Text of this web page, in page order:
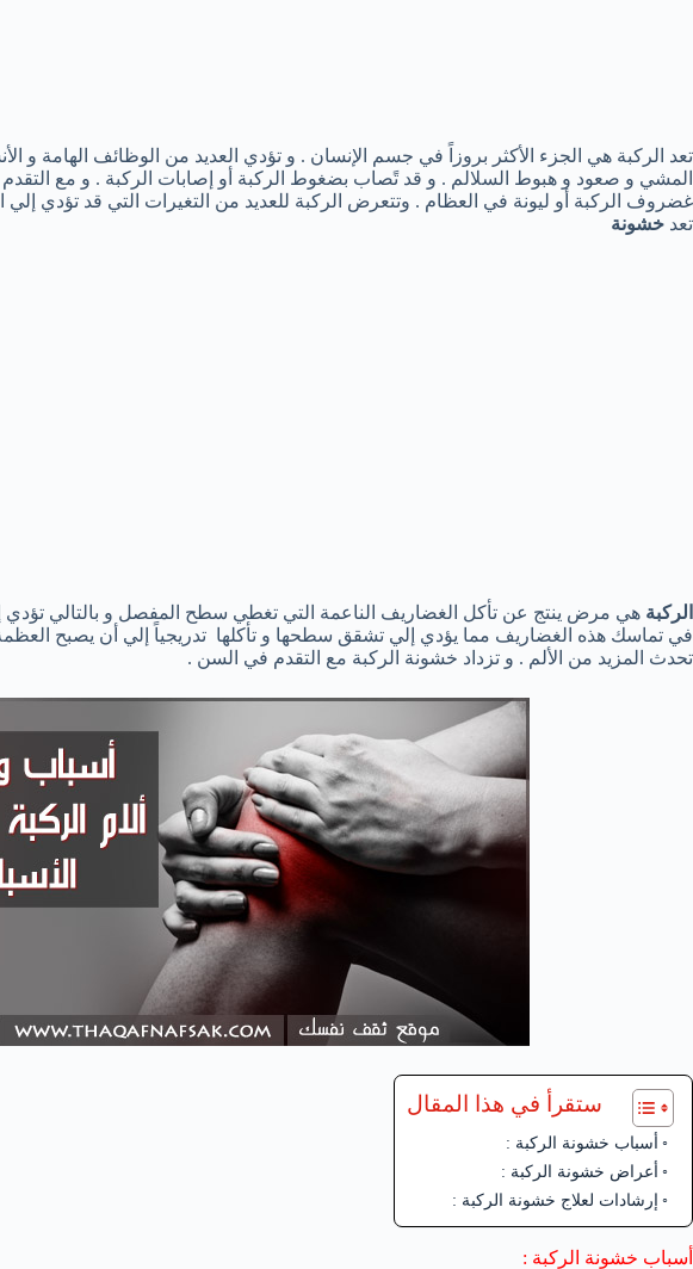
تعد الركبة هي الجزء الأكثر بروزاً في جسم الإنسان . و تؤدي العديد من الوظائف الهامة و
المشي و صعود و هبوط السلالم . و قد تًصاب بضغوط الركبة أو إصابات الركبة . و مع
غضروف الركبة أو ليونة في العظام . وتتعرض الركبة للعديد من التغيرات التي قد تؤدي إلي
تعد خشونة
الركبة هي مرض ينتج عن تأكل الغضاريف الناعمة التي تغطي سطح المفصل و بالتالي
في تماسك هذه الغضاريف مما يؤدي إلي تشقق سطحها و تأكلها تدريجياً إلي أن يصبح
تحدث المزيد من الألم . و تزداد خشونة الركبة مع التقدم في السن .
ستقرأ في هذا المقال
أسباب خشونة الركبة :
أعراض خشونة الركبة :
إرشادات لعلاج خشونة الركبة :
أسباب خشونة الركبة :